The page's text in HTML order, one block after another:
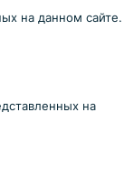
на данном сайте.
на